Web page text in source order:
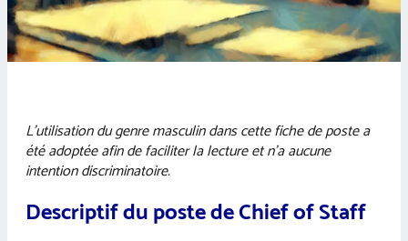
L’utilisation du genre masculin dans cette fiche de poste a
été adoptée afin de faciliter la lecture et n’a aucune
intention discriminatoire.
Descriptif du poste de Chief of Staff